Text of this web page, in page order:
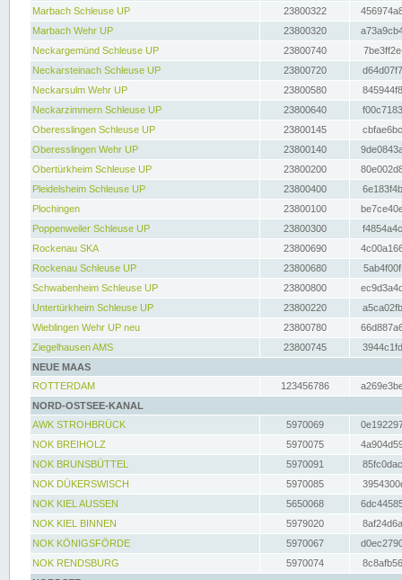
Marbach Schleuse UP
23800322
Marbach Wehr UP
23800320
Neckargemünd Schleuse UP
23800740
Neckarsteinach Schleuse UP
23800720
Neckarsulm Wehr UP
23800580
Neckarzimmern Schleuse UP
23800640
Oberesslingen Schleuse UP
23800145
Oberesslingen Wehr UP
23800140
Obertürkheim Schleuse UP
23800200
Pleidelsheim Schleuse UP
23800400
Plochingen
23800100
Poppenweiler Schleuse UP
23800300
Rockenau SKA
23800690
Rockenau Schleuse UP
23800680
Schwabenheim Schleuse UP
23800800
Untertürkheim Schleuse UP
23800220
Wieblingen Wehr UP neu
23800780
Ziegelhausen AMS
23800745
NEUE MAAS
ROTTERDAM
123456786
NORD-OSTSEE-KANAL
AWK STROHBRÜCK
5970069
NOK BREIHOLZ
5970075
NOK BRUNSBÜTTEL
5970091
NOK DÜKERSWISCH
5970085
NOK KIEL AUSSEN
5650068
NOK KIEL BINNEN
5979020
NOK KÖNIGSFÖRDE
5970067
NOK RENDSBURG
5970074